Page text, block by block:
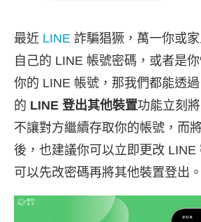
最近 LINE 詐騙猖獗，萬一你或
自己的 LINE 帳號密碼，或者是
你的 LINE 帳號，那我們都能透
的 LINE 登出其他裝置功能立刻
不讓對方繼續存取你的帳號，而
後，也建議你可以立即更改 LINE
可以先改密碼再將其他裝置登出。